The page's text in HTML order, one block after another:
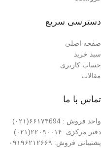
دسترسی سریع
صفحه اصلی
سبد خرید
حساب کاربری
مقالات
تماس با ما
واحد فروش : ۶۶۱۷۴694(۰۲۱)
دفتر مرکزی: ۲۲۰۹۰۰۱۴(۰۲۱)
پشتیبانی فروش: ۰۹۱۹۶۲۱۲۶۶۹